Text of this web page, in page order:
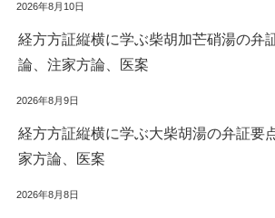
2026年8月10日
経方方証縦横に学ぶ柴胡加芒硝湯の弁
論、注家方論、医案
2026年8月9日
経方方証縦横に学ぶ大柴胡湯の弁証要
家方論、医案
2026年8月8日